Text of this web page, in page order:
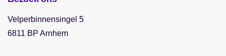
Velperbinnensingel 5
6811 BP Arnhem